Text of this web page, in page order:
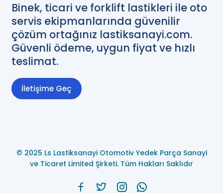
Binek, ticari ve forklift lastikleri ile oto
servis ekipmanlarında güvenilir
çözüm ortağınız lastiksanayi.com.
Güvenli ödeme, uygun fiyat ve hızlı
teslimat.
İletişime Geç
© 2025 Ls Lastiksanayi Otomotiv Yedek Parça Sanayi
ve Ticaret Limited Şirketi. Tüm Hakları Saklıdır